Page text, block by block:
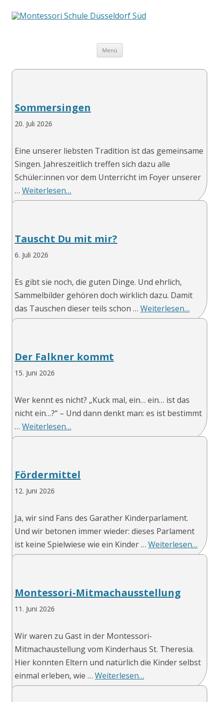
Menü Springe
zum
Sommersingen
20. Juli 2026
Eine unserer liebsten Tradition ist das gemeinsame
Singen. Jahreszeitlich treffen sich dazu alle
Schüler:innen vor dem Unterricht im Foyer unserer
… Weiterlesen…
Tauscht Du mit mir?
6. Juli 2026
Es gibt sie noch, die guten Dinge. Und ehrlich,
Sammelbilder gehören doch wirklich dazu. Damit
das Tauschen dieser teils schon … Weiterlesen…
Der Falkner kommt
15. Juni 2026
Wer kennt es nicht? „Kuck mal, ein… ein… ist das
nicht ein…?“ – Und dann denkt man: es ist bestimmt
… Weiterlesen…
Fördermittel
12. Juni 2026
Ja, wir sind Fans des Garather Kinderparlament.
Und wir betonen immer wieder: dieses Parlament
ist keine Spielwiese wie ein Kinder … Weiterlesen…
Montessori-Mitmachausstellung
11. Juni 2026
Wir waren zu Gast in der Montessori-
Mitmachaustellung vom Kinderhaus St. Theresia.
Hier konnten Eltern und natürlich die Kinder selbst
einmal erleben, wie … Weiterlesen…